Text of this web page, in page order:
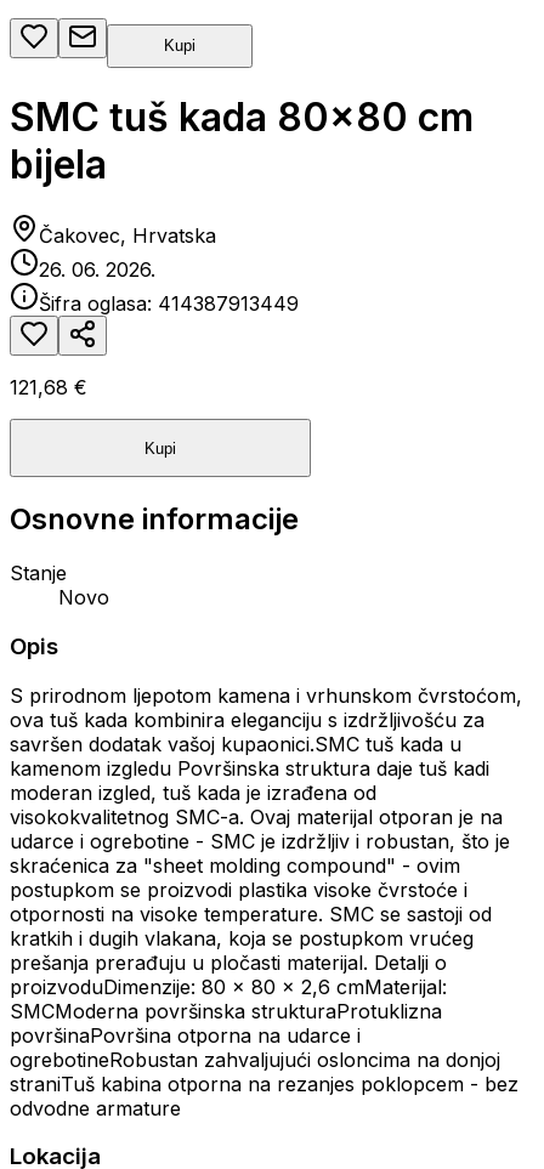
Kupi
SMC tuš kada 80x80 cm
bijela
Čakovec, Hrvatska
26. 06. 2026.
Šifra oglasa: 414387913449
121,68 €
Kupi
Osnovne informacije
Stanje
Novo
Opis
S prirodnom ljepotom kamena i vrhunskom čvrstoćom,
ova tuš kada kombinira eleganciju s izdržljivošću za
savršen dodatak vašoj kupaonici.SMC tuš kada u
kamenom izgledu Površinska struktura daje tuš kadi
moderan izgled, tuš kada je izrađena od
visokokvalitetnog SMC-a. Ovaj materijal otporan je na
udarce i ogrebotine - SMC je izdržljiv i robustan, što je
skraćenica za "sheet molding compound" - ovim
postupkom se proizvodi plastika visoke čvrstoće i
otpornosti na visoke temperature. SMC se sastoji od
kratkih i dugih vlakana, koja se postupkom vrućeg
prešanja prerađuju u pločasti materijal. Detalji o
proizvoduDimenzije: 80 x 80 x 2,6 cmMaterijal:
SMCModerna površinska strukturaProtuklizna
površinaPovršina otporna na udarce i
ogrebotineRobustan zahvaljujući osloncima na donjoj
straniTuš kabina otporna na rezanjes poklopcem - bez
odvodne armature
Lokacija